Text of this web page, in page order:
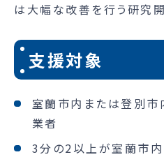
は大幅な改善を行う研究
支援対象
室蘭市内または登別市
業者
3分の2以上が室蘭市